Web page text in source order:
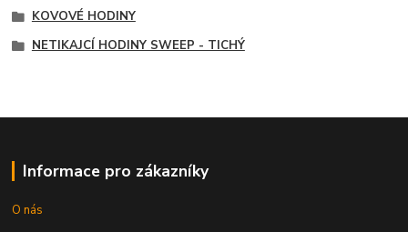
KOVOVÉ HODINY
NETIKAJCÍ HODINY SWEEP - TICHÝ
Informace pro zákazníky
O nás